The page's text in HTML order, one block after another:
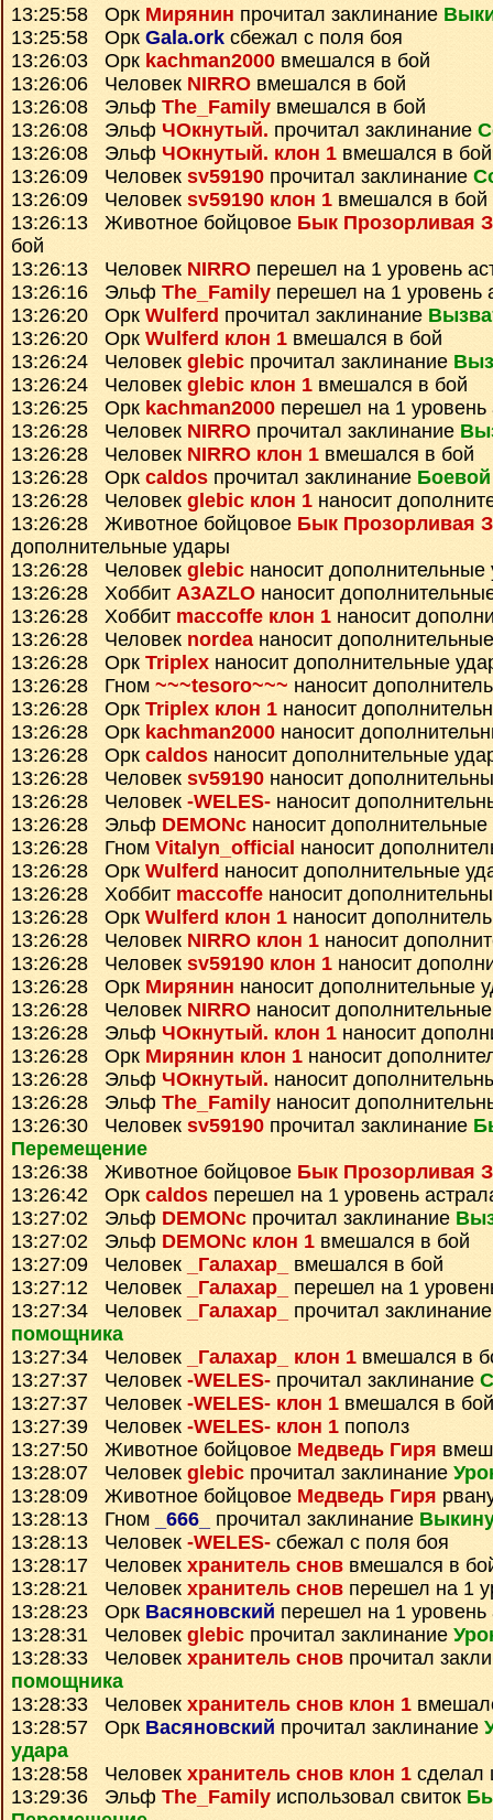
13:25:58 Орк Мирянин прочитал заклинание
13:25:58 Орк Gala.ork сбежал с поля боя
13:26:03 Орк kachman2000 вмешался в бой
13:26:06 Человек NIRRO вмешался в бой
13:26:08 Эльф The_Family вмешался в бой
13:26:08 Эльф ЧОкнутый. прочитал заклинание
13:26:08 Эльф ЧОкнутый. клон 1 вмешался в бой
13:26:09 Человек sv59190 прочитал заклинание
13:26:09 Человек sv59190 клон 1 вмешался в бой
13:26:13 Животное бойцовое Бык Прозорливая
бой
13:26:13 Человек NIRRO перешел на 1 уровень
13:26:16 Эльф The_Family перешел на 1 уровень
13:26:20 Орк Wulferd прочитал заклинание
13:26:20 Орк Wulferd клон 1 вмешался в бой
13:26:24 Человек glebic прочитал заклинание
13:26:24 Человек glebic клон 1 вмешался в бой
13:26:25 Орк kachman2000 перешел на 1 уровень
13:26:28 Человек NIRRO прочитал заклинание
13:26:28 Человек NIRRO клон 1 вмешался в бой
13:26:28 Орк caldos прочитал заклинание
13:26:28 Человек glebic клон 1 наносит
13:26:28 Животное бойцовое Бык Прозорливая
дополнительные удары
13:26:28 Человек glebic наносит дополнительные
13:26:28 Хоббит A3AZLO наносит
13:26:28 Хоббит maccoffe клон 1 наносит
13:26:28 Человек nordeaнаносит
13:26:28 Орк Triplex наносит дополнительные
13:26:28 Гном ~~~tesoro~~~ наносит
13:26:28 Орк Triplex клон 1 наносит
13:26:28 Орк kachman2000 наносит
13:26:28 Орк caldos наносит дополнительные
13:26:28 Человек sv59190 наносит
13:26:28 Человек -WELES- наносит
13:26:28 Эльф DEMONc наносит
13:26:28 Гном Vitalyn_official наносит
13:26:28 Орк Wulferd наносит дополнительные
13:26:28 Хоббит maccoffe наносит
13:26:28 Орк Wulferd клон 1 наносит
13:26:28 Человек NIRRO клон 1 наносит
13:26:28 Человек sv59190 клон 1 наносит
13:26:28 Орк Мирянин наносит дополнительные
13:26:28 Человек NIRRO наносит
13:26:28 Эльф ЧОкнутый. клон 1 наносит
13:26:28 Орк Мирянин клон 1 наносит
13:26:28 Эльф ЧОкнутый. наносит
13:26:28 Эльф The_Family наносит
13:26:30 Человек sv59190 прочитал заклинание
Перемещение
13:26:38 Животное бойцовое Бык Прозорливая
13:26:42 Орк caldos перешел на 1 уровень
13:27:02 Эльф DEMONc прочитал заклинание
13:27:02 Эльф DEMONc клон 1 вмешался в бой
13:27:09 Человек
_Галахар_
вмешался в бой
13:27:12 Человек
_Галахар_
перешел на 1
13:27:34 Человек
_Галахар_
прочитал
помощника
13:27:34 Человек
_Галахар_ клон 1 вмешался в
13:27:37 Человек -WELES- прочитал заклинание
13:27:37 Человек -WELES- клон 1 вмешался в бой
13:27:39 Человек -WELES- клон 1 пополз
13:27:50 Животное бойцовое Медведь Гиря
13:28:07 Человек glebic прочитал заклинание
13:28:09 Животное бойцовое Медведь Гиря
13:28:13 Гном
_666_ прочитал заклинание
13:28:13 Человек -WELES- сбежал с поля боя
13:28:17 Человек хранитель снов вмешался в
13:28:21 Человек хранитель снов перешел на 1
13:28:23 Орк Васяновский перешел на 1 уровень
13:28:31 Человек glebic прочитал заклинание
13:28:33 Человек хранитель снов прочитал
помощника
13:28:33 Человек хранитель снов клон 1
13:28:57 Орк Васяновский прочитал заклинание
удара
13:28:58 Человек хранитель снов клон 1 сделал
13:29:36 Эльф The_Family использовал свиток